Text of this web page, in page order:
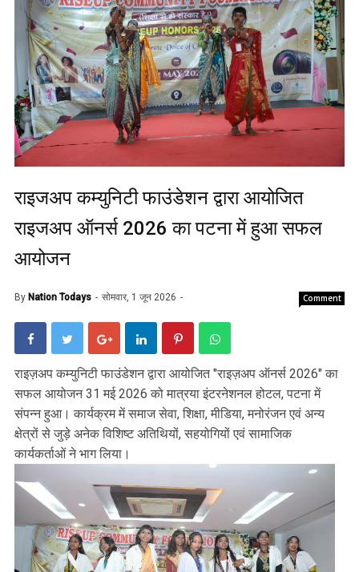
राइजअप कम्युनिटी फाउंडेशन द्वारा आयोजित
राइजअप ऑनर्स 2026 का पटना में हुआ सफल
आयोजन
By Nation Todays सोमवार, 1 जून 2026 Comment
राइज़अप कम्युनिटी फाउंडेशन द्वारा आयोजित "राइज़अप ऑनर्स 2026" का
सफल आयोजन 31 मई 2026 को मात्रया इंटरनेशनल होटल, पटना में
संपन्न हुआ। कार्यक्रम में समाज सेवा, शिक्षा, मीडिया, मनोरंजन एवं अन्य
क्षेत्रों से जुड़े अनेक विशिष्ट अतिथियों, सहयोगियों एवं सामाजिक
कार्यकर्ताओं ने भाग लिया।